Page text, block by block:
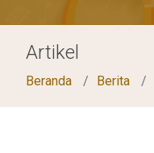
Artikel
Beranda Berita